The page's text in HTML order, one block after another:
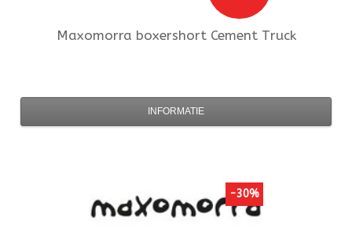
Maxomorra boxershort Cement Truck
INFORMATIE
-30%